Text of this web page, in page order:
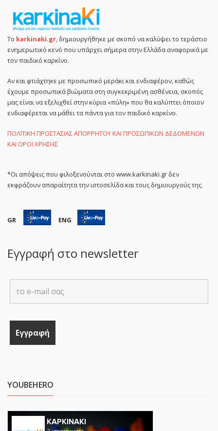
Το karkinaki.gr, δημιουργήθηκε με σκοπό να καλύψει το τεράστιο
ενημερωτικό κενό που υπάρχει σήμερα στην Ελλάδα αναφορικά με
τον παιδικό καρκίνο.
Αν και φτιάχτηκε με προσωπικό μεράκι και ενδιαφέρον, καθώς
έχουμε προσωπικά βιώματα στη συγκεκριμένη ασθένεια, σκοπός
μας είναι να εξελιχθεί στην κύρια «πύλη» που θα καλύπτει όποιον
ενδιαφέρεται να μάθει τα πάντα για τον παιδικό καρκίνο.
ΠΟΛΙΤΙΚΗ ΠΡΟΣΤΑΣΙΑΣ ΑΠΟΡΡΗΤΟΥ ΚΑΙ ΠΡΟΣΩΠΙΚΩΝ ΔΕΔΟΜΕΝΩΝ
ΚΑΙ ΟΡΟΙ ΧΡΗΣΗΣ
*Οι απόψεις που φιλοξενούνται στο www.karkinaki.gr δεν
εκφράζουν απαραίτητα την ιστοσελίδα και τους δημιουργούς της.
GR ENG
Εγγραφή στο newsletter
YOUBEHERO